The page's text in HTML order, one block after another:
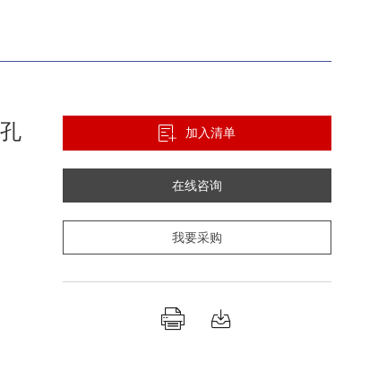
加入清单
在线咨询
我要采购